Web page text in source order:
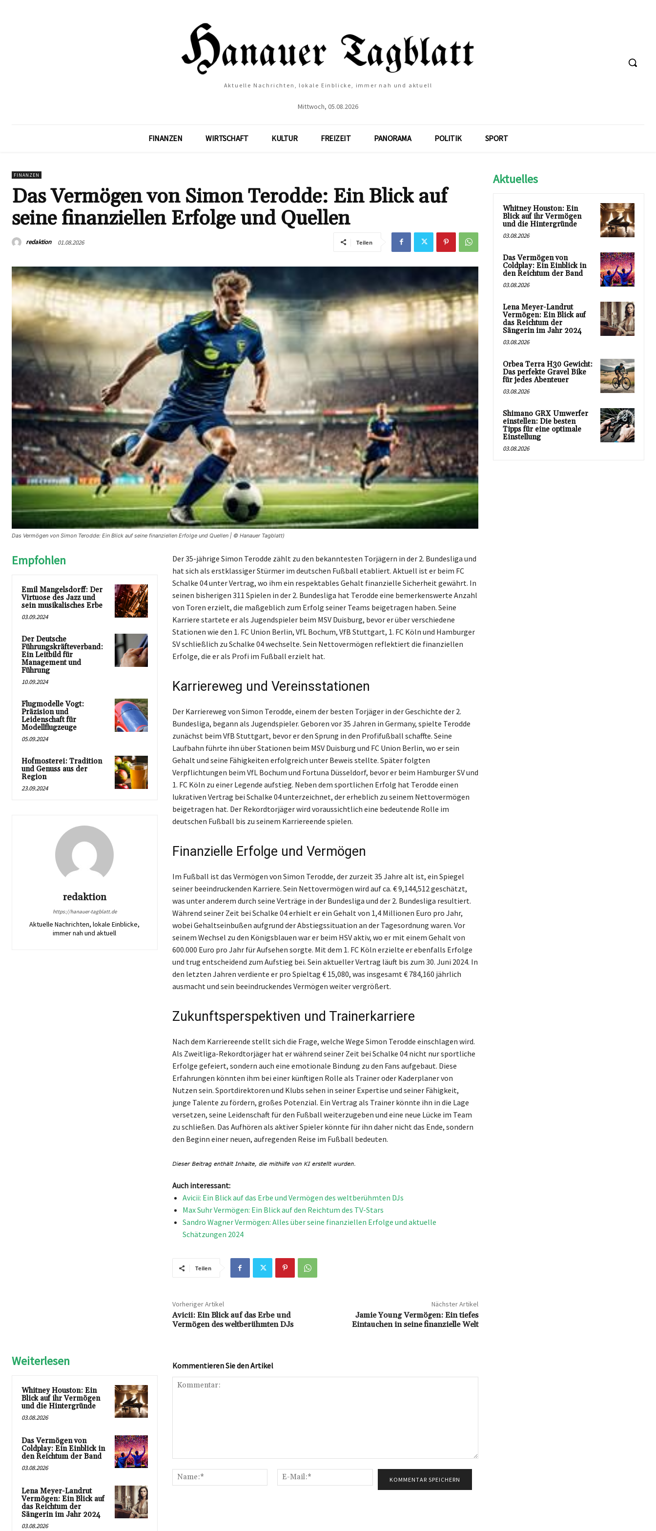
Aktuelle Nachrichten, lokale Einblicke, immer nah und aktuell
Mittwoch, 05.08.2026
FINANZEN WIRTSCHAFT KULTUR FREIZEIT PANORAMA POLITIK SPORT
FINANZEN
Das Vermögen von Simon Terodde: Ein Blick auf
seine finanziellen Erfolge und Quellen
redaktion 01.08.2026 Teilen
Das Vermögen von Simon Terodde: Ein Blick auf seine finanziellen Erfolge und Quellen | © Hanauer Tagblatt)
Empfohlen
Emil Mangelsdorff: Der
Virtuose des Jazz und
sein musikalisches Erbe
03.09.2024
Der Deutsche
Führungskräfteverband:
Ein Leitbild für
Management und
Führung
10.09.2024
Flugmodelle Vogt:
Präzision und
Leidenschaft für
Modellflugzeuge
05.09.2024
Hofmosterei: Tradition
und Genuss aus der
Region
23.09.2024
redaktion
https://hanauer-tagblatt.de
Aktuelle Nachrichten, lokale Einblicke,
immer nah und aktuell
Der 35-jährige Simon Terodde zählt zu den bekanntesten Torjägern in der 2. Bundesliga und
hat sich als erstklassiger Stürmer im deutschen Fußball etabliert. Aktuell ist er beim FC
Schalke 04 unter Vertrag, wo ihm ein respektables Gehalt finanzielle Sicherheit gewährt. In
seinen bisherigen 311 Spielen in der 2. Bundesliga hat Terodde eine bemerkenswerte Anzahl
von Toren erzielt, die maßgeblich zum Erfolg seiner Teams beigetragen haben. Seine
Karriere startete er als Jugendspieler beim MSV Duisburg, bevor er über verschiedene
Stationen wie den 1. FC Union Berlin, VfL Bochum, VfB Stuttgart, 1. FC Köln und Hamburger
SV schließlich zu Schalke 04 wechselte. Sein Nettovermögen reflektiert die finanziellen
Erfolge, die er als Profi im Fußball erzielt hat.
Karriereweg und Vereinsstationen
Der Karriereweg von Simon Terodde, einem der besten Torjäger in der Geschichte der 2.
Bundesliga, begann als Jugendspieler. Geboren vor 35 Jahren in Germany, spielte Terodde
zunächst beim VfB Stuttgart, bevor er den Sprung in den Profifußball schaffte. Seine
Laufbahn führte ihn über Stationen beim MSV Duisburg und FC Union Berlin, wo er sein
Gehalt und seine Fähigkeiten erfolgreich unter Beweis stellte. Später folgten
Verpflichtungen beim VfL Bochum und Fortuna Düsseldorf, bevor er beim Hamburger SV und
1. FC Köln zu einer Legende aufstieg. Neben dem sportlichen Erfolg hat Terodde einen
lukrativen Vertrag bei Schalke 04 unterzeichnet, der erheblich zu seinem Nettovermögen
beigetragen hat. Der Rekordtorjäger wird voraussichtlich eine bedeutende Rolle im
deutschen Fußball bis zu seinem Karriereende spielen.
Finanzielle Erfolge und Vermögen
Im Fußball ist das Vermögen von Simon Terodde, der zurzeit 35 Jahre alt ist, ein Spiegel
seiner beeindruckenden Karriere. Sein Nettovermögen wird auf ca. € 9,144,512 geschätzt,
was unter anderem durch seine Verträge in der Bundesliga und der 2. Bundesliga resultiert.
Während seiner Zeit bei Schalke 04 erhielt er ein Gehalt von 1,4 Millionen Euro pro Jahr,
wobei Gehaltseinbußen aufgrund der Abstiegssituation an der Tagesordnung waren. Vor
seinem Wechsel zu den Königsblauen war er beim HSV aktiv, wo er mit einem Gehalt von
600.000 Euro pro Jahr für Aufsehen sorgte. Mit dem 1. FC Köln erzielte er ebenfalls Erfolge
und trug entscheidend zum Aufstieg bei. Sein aktueller Vertrag läuft bis zum 30. Juni 2024. In
den letzten Jahren verdiente er pro Spieltag € 15,080, was insgesamt € 784,160 jährlich
ausmacht und sein beeindruckendes Vermögen weiter vergrößert.
Zukunftsperspektiven und Trainerkarriere
Nach dem Karriereende stellt sich die Frage, welche Wege Simon Terodde einschlagen wird.
Als Zweitliga-Rekordtorjäger hat er während seiner Zeit bei Schalke 04 nicht nur sportliche
Erfolge gefeiert, sondern auch eine emotionale Bindung zu den Fans aufgebaut. Diese
Erfahrungen könnten ihm bei einer künftigen Rolle als Trainer oder Kaderplaner von
Nutzen sein. Sportdirektoren und Klubs sehen in seiner Expertise und seiner Fähigkeit,
junge Talente zu fördern, großes Potenzial. Ein Vertrag als Trainer könnte ihn in die Lage
versetzen, seine Leidenschaft für den Fußball weiterzugeben und eine neue Lücke im Team
zu schließen. Das Aufhören als aktiver Spieler könnte für ihn daher nicht das Ende, sondern
den Beginn einer neuen, aufregenden Reise im Fußball bedeuten.
Auch interessant:
Avicii: Ein Blick auf das Erbe und Vermögen des weltberühmten DJs
Max Suhr Vermögen: Ein Blick auf den Reichtum des TV-Stars
Sandro Wagner Vermögen: Alles über seine finanziellen Erfolge und aktuelle
Schätzungen 2024
Teilen
Vorheriger Artikel
Avicii: Ein Blick auf das Erbe und
Vermögen des weltberühmten DJs
Nächster Artikel
Jamie Young Vermögen: Ein tiefes
Eintauchen in seine finanzielle Welt
Weiterlesen
Whitney Houston: Ein
Blick auf ihr Vermögen
und die Hintergründe
03.08.2026
Das Vermögen von
Coldplay: Ein Einblick in
den Reichtum der Band
03.08.2026
Lena Meyer-Landrut
Vermögen: Ein Blick auf
das Reichtum der
Sängerin im Jahr 2024
03.08.2026
Kommentieren Sie den Artikel
Name:*
Mail:*
Aktuelles
Whitney Houston: Ein
Blick auf ihr Vermögen
und die Hintergründe
03.08.2026
Das Vermögen von
Coldplay: Ein Einblick in
den Reichtum der Band
03.08.2026
Lena Meyer-Landrut
Vermögen: Ein Blick auf
das Reichtum der
Sängerin im Jahr 2024
03.08.2026
Orbea Terra H30 Gewicht:
Das perfekte Gravel Bike
für jedes Abenteuer
03.08.2026
Shimano GRX Umwerfer
einstellen: Die besten
Tipps für eine optimale
Einstellung
03.08.2026